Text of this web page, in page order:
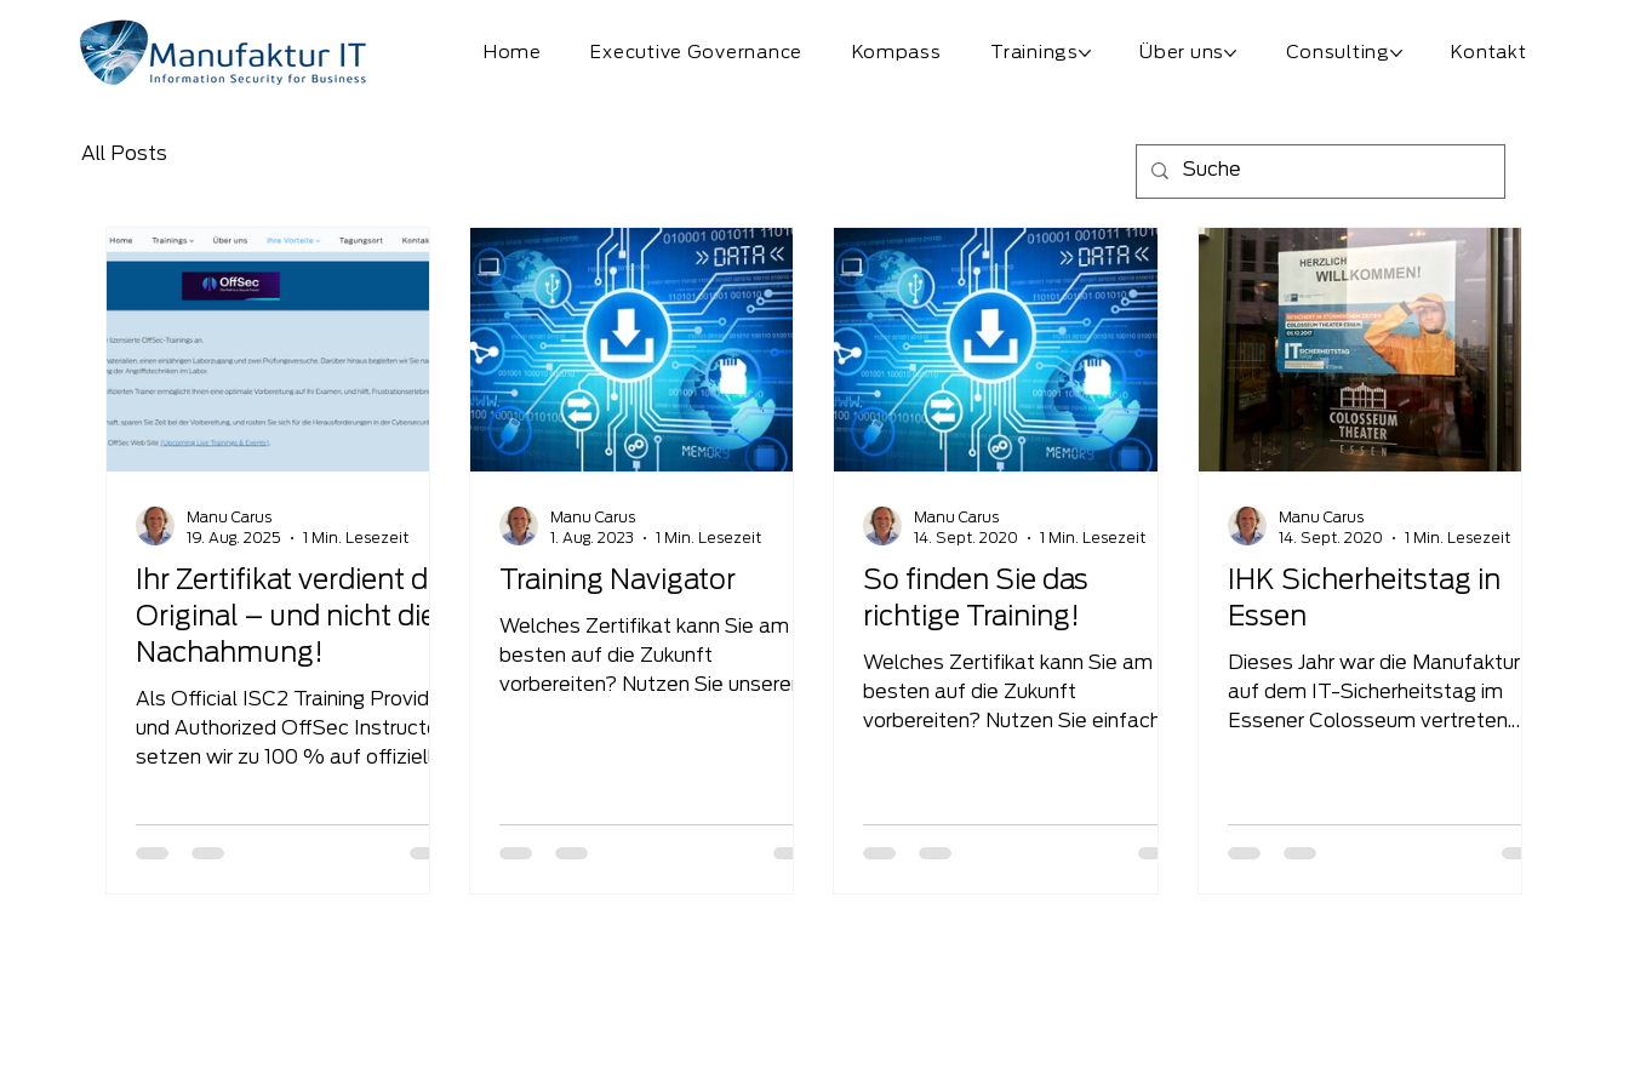
Home Executive Governance Kompass Trainings Über uns Consulting Kontakt
All Posts
Ihr Zertifikat verdient das
Original – und nicht die
Nachahmung!
Als Official ISC2 Training Provider
und Authorized OffSec Instructors
setzen wir zu 100 % auf offizielle
Manu Carus
19. Aug. 2025
1 Min. Lesezeit
Training Navigator
Welches Zertifikat kann Sie am
besten auf die Zukunft
vorbereiten? Nutzen Sie unseren
Manu Carus
1. Aug. 2023
1 Min. Lesezeit
So finden Sie das
richtige Training!
Welches Zertifikat kann Sie am
besten auf die Zukunft
vorbereiten? Nutzen Sie einfach
Manu Carus
14. Sept. 2020
1 Min. Lesezeit
IHK Sicherheitstag in
Essen
Dieses Jahr war die Manufaktur IT
auf dem IT-Sicherheitstag im
Essener Colosseum vertreten.
Manu Carus
14. Sept. 2020
1 Min. Lesezeit